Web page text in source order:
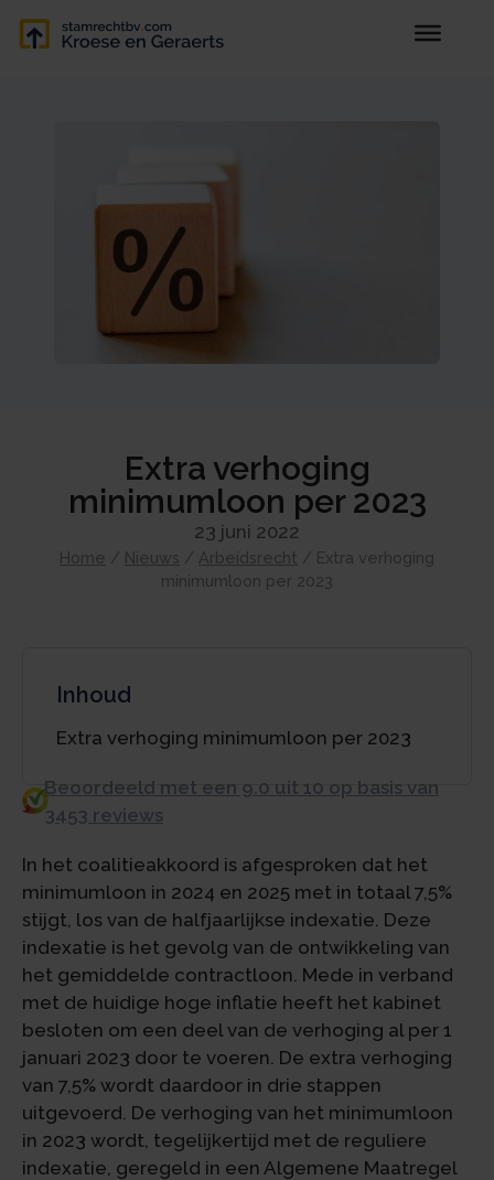
Extra verhoging
minimumloon per 2023
23 juni 2022
Home / Nieuws / Arbeidsrecht / Extra verhoging
minimumloon per 2023
Inhoud
Extra verhoging minimumloon per 2023
Beoordeeld met een 9.0 uit 10 op basis van
3453 reviews
In het coalitieakkoord is afgesproken dat het
minimumloon in 2024 en 2025 met in totaal 7,5%
stijgt, los van de halfjaarlijkse indexatie. Deze
indexatie is het gevolg van de ontwikkeling van
het gemiddelde contractloon. Mede in verband
met de huidige hoge inflatie heeft het kabinet
besloten om een deel van de verhoging al per 1
januari 2023 door te voeren. De extra verhoging
van 7,5% wordt daardoor in drie stappen
uitgevoerd. De verhoging van het minimumloon
in 2023 wordt, tegelijkertijd met de reguliere
indexatie, geregeld in een Algemene Maatregel